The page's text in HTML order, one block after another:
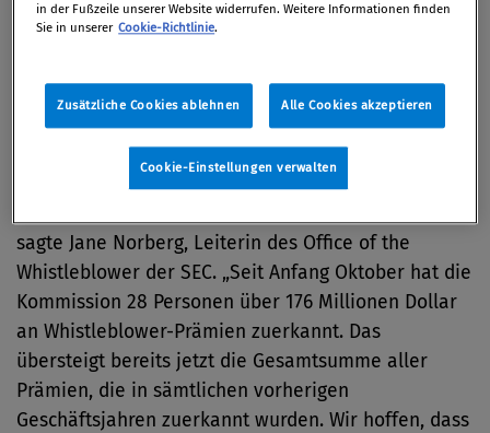
Untersuchung bei, indem er detaillierte
„Der Whistleblower hat sich mehrfach mit
Mitarbeitern getroffen und wesentlich zu den
Ermittlungen beigetragen, die zu einem
sagte Jane Norberg, Leiterin des Office of the
Whistleblower der SEC. „Seit Anfang Oktober hat die
Kommission 28 Personen über 176 Millionen Dollar
an Whistleblower-Prämien zuerkannt. Das
übersteigt bereits jetzt die Gesamtsumme aller
Prämien, die in sämtlichen vorherigen
Geschäftsjahren zuerkannt wurden. Wir hoffen, dass
in der Fußzeile unserer Website widerrufen. Weitere Informationen finden
Sie in unserer Cookie-Richtlinie.
Zusätzliche Cookies ablehnen Alle Cookies akzeptieren
Cookie-Einstellungen verwalten